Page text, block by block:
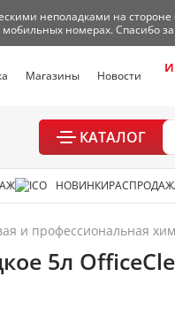
неполадками на
номерах. Спасибо
Магазины Новости
КАТАЛОГ
НОВИНКИ
и профессиональная
5л